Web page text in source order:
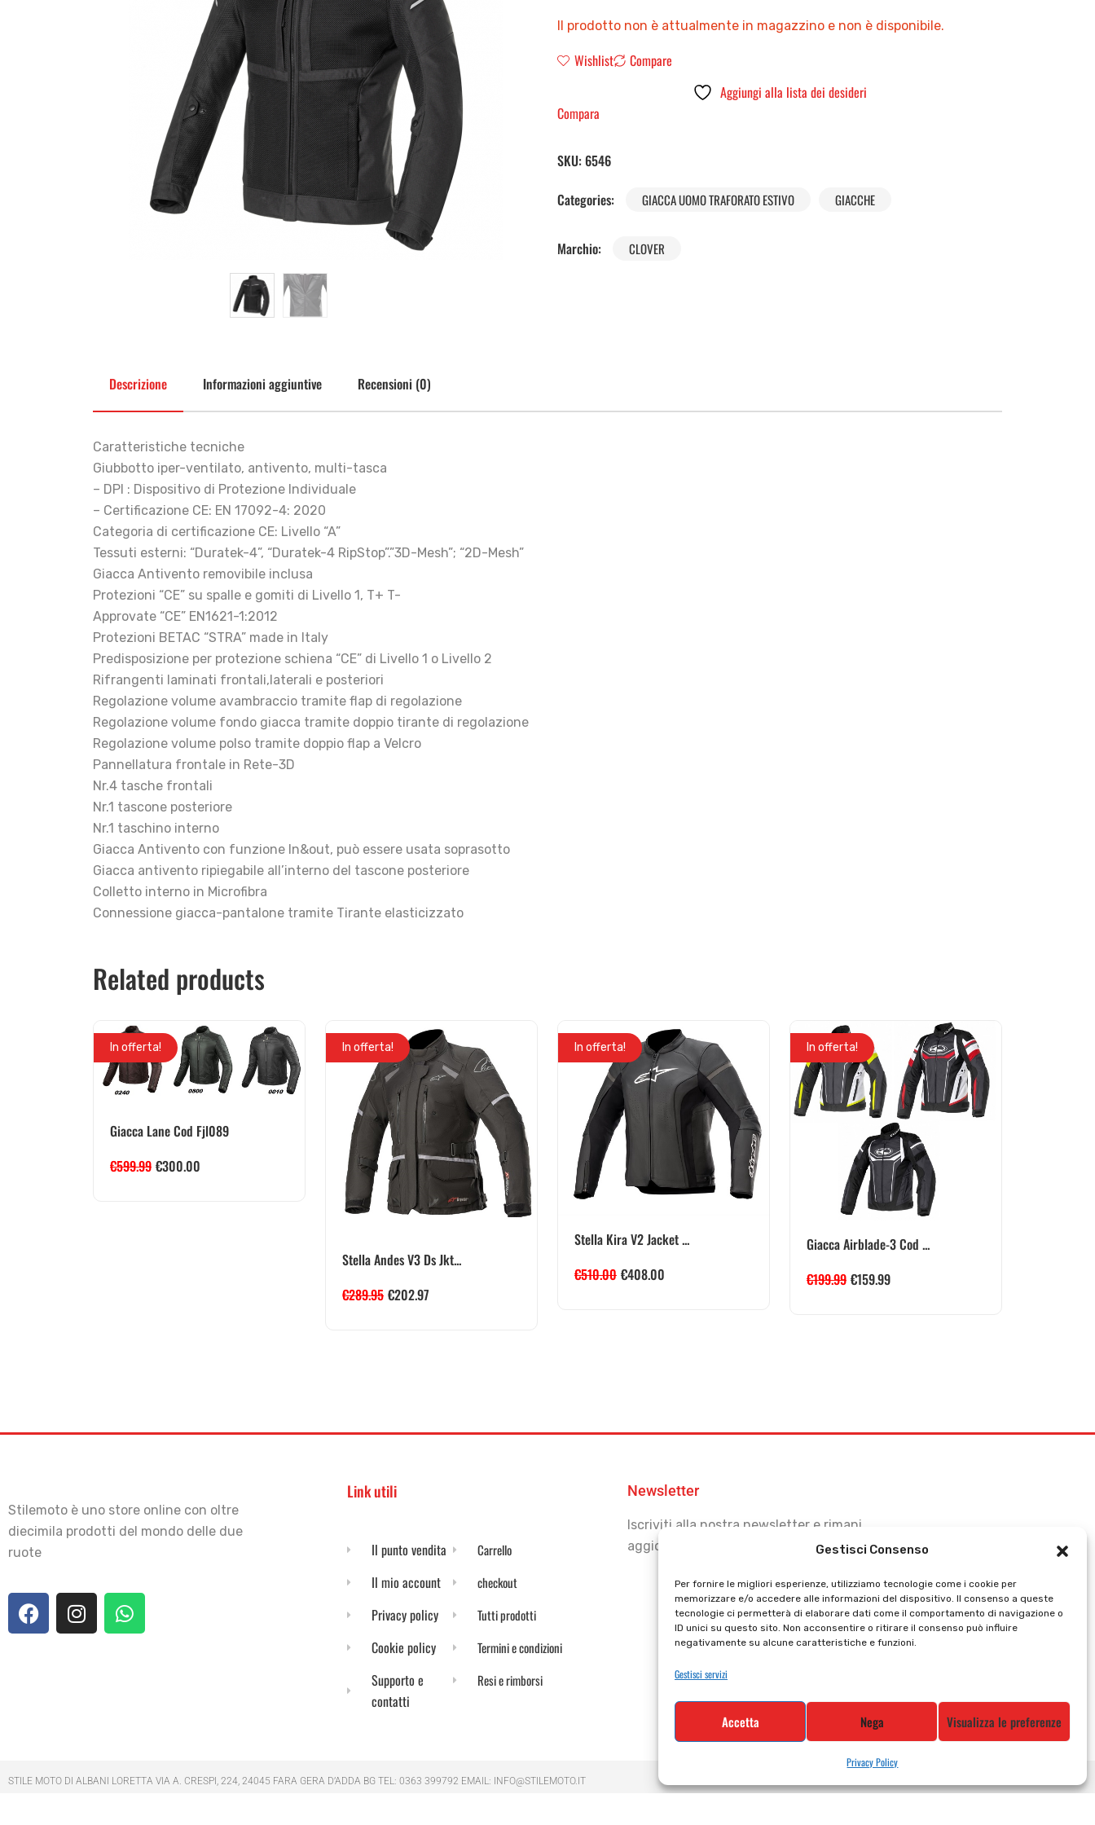
Gestisci Consenso
Per fornire le migliori esperienze, utilizziamo tecnologie come i cookie per
memorizzare e/o accedere alle informazioni del dispositivo. Il consenso a queste
tecnologie ci permetterà di elaborare dati come il comportamento di navigazione o
ID unici su questo sito. Non acconsentire o ritirare il consenso può influire
negativamente su alcune caratteristiche e funzioni.
Gestisci servizi
Accetta Nega Visualizza le preferenze
Privacy Policy
Il prodotto non è attualmente in magazzino e non è disponibile.
Wishlist
Compare
Aggiungi alla lista dei desideri
Compara
SKU: 6546
Categories:
GIACCA UOMO TRAFORATO ESTIVO GIACCHE
Marchio: CLOVER
Descrizione Informazioni aggiuntive Recensioni (0)
Caratteristiche tecniche
Giubbotto iper-ventilato, antivento, multi-tasca
– DPI : Dispositivo di Protezione Individuale
– Certificazione CE: EN 17092-4: 2020
Categoria di certificazione CE: Livello “A”
Tessuti esterni: “Duratek-4”, “Duratek-4 RipStop”.”3D-Mesh”; “2D-Mesh”
Giacca Antivento removibile inclusa
Protezioni “CE” su spalle e gomiti di Livello 1, T+ T-
Approvate “CE” EN1621-1:2012
Protezioni BETAC “STRA” made in Italy
Predisposizione per protezione schiena “CE” di Livello 1 o Livello 2
Rifrangenti laminati frontali,laterali e posteriori
Regolazione volume avambraccio tramite flap di regolazione
Regolazione volume fondo giacca tramite doppio tirante di regolazione
Regolazione volume polso tramite doppio flap a Velcro
Pannellatura frontale in Rete-3D
Nr.4 tasche frontali
Nr.1 tascone posteriore
Nr.1 taschino interno
Giacca Antivento con funzione In&out, può essere usata soprasotto
Giacca antivento ripiegabile all’interno del tascone posteriore
Colletto interno in Microfibra
Connessione giacca-pantalone tramite Tirante elasticizzato
Related products
In offerta!
Giacca Lane Cod Fjl089
€599.99 €300.00
In offerta!
Stella Andes V3 Ds Jkt...
€289.95 €202.97
In offerta!
Stella Kira V2 Jacket ...
€510.00 €408.00
In offerta!
Giacca Airblade-3 Cod ...
€199.99 €159.99
Stilemoto è uno store online con oltre
diecimila prodotti del mondo delle due
ruote
Link utili
Il punto vendita
Il mio account
Privacy policy
Cookie policy
Supporto e
contatti
Carrello
checkout
Tutti prodotti
Termini e condizioni
Resi e rimborsi
Newsletter
Iscriviti alla nostra newsletter e rimani
aggiornato
STILE MOTO DI ALBANI LORETTA VIA A. CRESPI, 224, 24045 FARA GERA D’ADDA BG TEL: 0363 399792 EMAIL: INFO@STILEMOTO.IT